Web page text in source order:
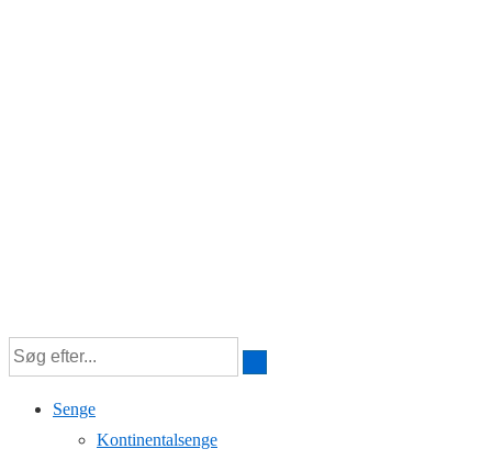
Senge
Kontinentalsenge